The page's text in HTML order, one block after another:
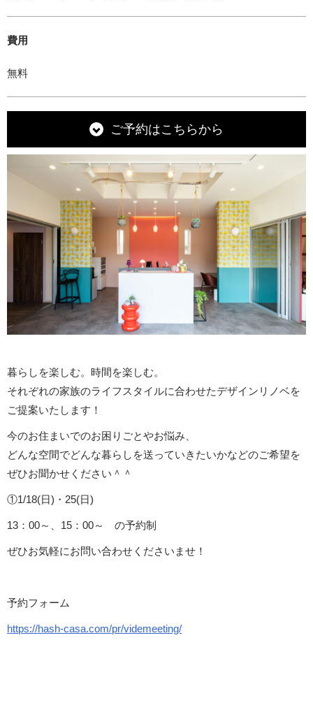
費用
無料
ご予約はこちらから
暮らしを楽しむ。時間を楽しむ。
それぞれの家族のライフスタイルに合わせたデザインリノベを
ご提案いたします！
今のお住まいでのお困りごとやお悩み、
どんな空間でどんな暮らしを送っていきたいかなどのご希望を
ぜひお聞かせください＾＾
①1/18(日)・25(日)
13：00～、15：00～ の予約制
ぜひお気軽にお問い合わせくださいませ！
予約フォーム
https://hash-casa.com/pr/videmeeting/